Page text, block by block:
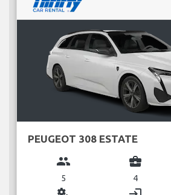
PEUGEOT 308 ESTATE
group
5
business_center
4